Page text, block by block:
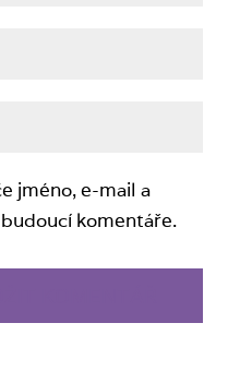
jméno, e-mail a
komentáře.